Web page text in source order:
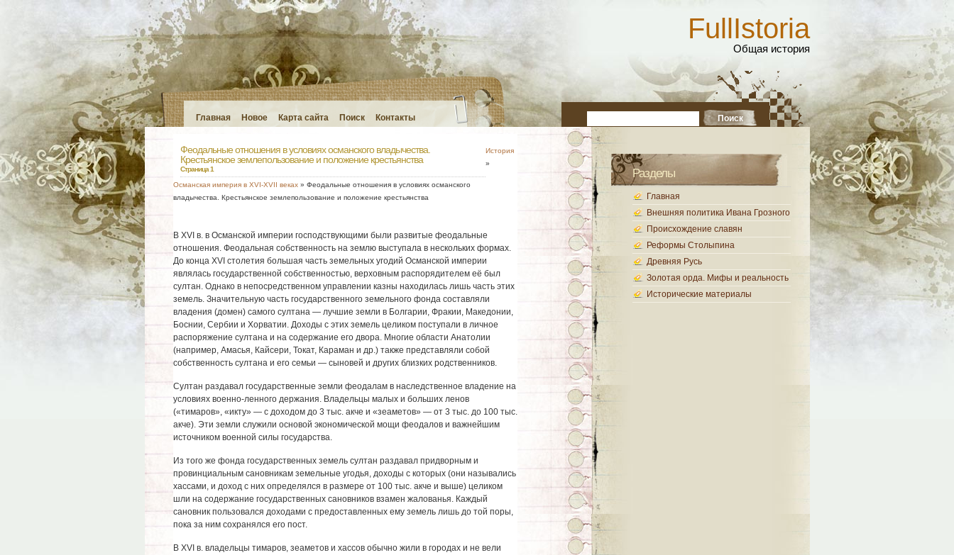
FullIstoria
Общая история
Главная Новое Карта сайта Поиск Контакты
Феодальные отношения в условиях османского владычества.
Крестьянское землепользование и положение крестьянства
Страница 1
История
»
Османская империя в XVI-XVII веках» Феодальные отношения в условиях османского
владычества. Крестьянское землепользование и положение крестьянства
В XVI в. в Османской империи господствующими были развитые феодальные
отношения. Феодальная собственность на землю выступала в нескольких формах.
До конца XVI столетия большая часть земельных угодий Османской империи
являлась государственной собственностью, верховным распорядителем её был
султан. Однако в непосредственном управлении казны находилась лишь часть этих
земель. Значительную часть государственного земельного фонда составляли
владения (домен) самого султана — лучшие земли в Болгарии, Фракии, Македонии,
Боснии, Сербии и Хорватии. Доходы с этих земель целиком поступали в личное
распоряжение султана и на содержание его двора. Многие области Анатолии
(например, Амасья, Кайсери, Токат, Караман и др.) также представляли собой
собственность султана и его семьи — сыновей и других близких родственников.
Султан раздавал государственные земли феодалам в наследственное владение на
условиях военно-ленного держания. Владельцы малых и больших ленов
(«тимаров», «икту» — с доходом до 3 тыс. акче и «зеаметов» — от 3 тыс. до 100 тыс.
акче). Эти земли служили основой экономической мощи феодалов и важнейшим
источником военной силы государства.
Из того же фонда государственных земель султан раздавал придворным и
провинциальным сановникам земельные угодья, доходы с которых (они назывались
хассами, и доход с них определялся в размере от 100 тыс. акче и выше) целиком
шли на содержание государственных сановников взамен жалованья. Каждый
сановник пользовался доходами с предоставленных ему земель лишь до той поры,
пока за ним сохранялся его пост.
В XVI в. владельцы тимаров, зеаметов и хассов обычно жили в городах и не вели
Разделы
Главная
Внешняя политика Ивана Грозного
Происхождение славян
Реформы Столыпина
Древняя Русь
Золотая орда. Мифы и реальность
Исторические материалы